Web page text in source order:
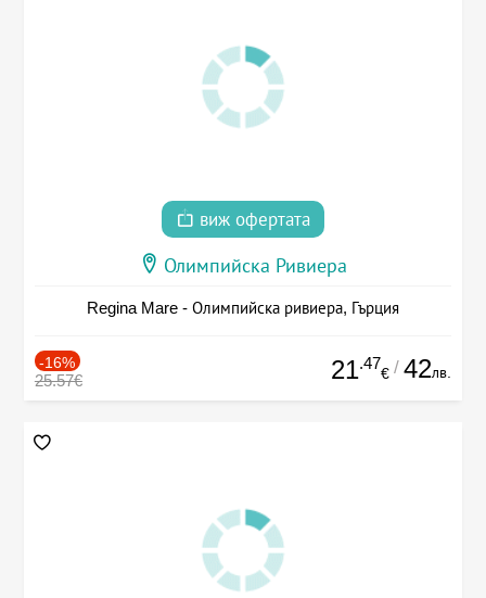
виж офертата
Олимпийска Ривиера
Regina Mare - Олимпийска ривиера, Гърция
-16%
25.57€ 21.47
€ / 42лв.